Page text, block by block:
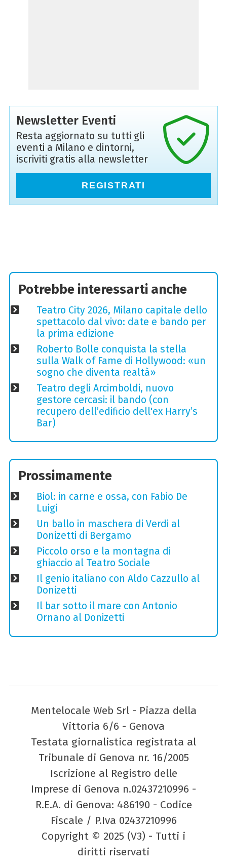
Newsletter Eventi
Resta aggiornato su tutti gli
eventi a Milano e dintorni,
iscriviti gratis alla newsletter
REGISTRATI
Potrebbe interessarti anche
Teatro City 2026, Milano capitale dello
spettacolo dal vivo: date e bando per
la prima edizione
Roberto Bolle conquista la stella
sulla Walk of Fame di Hollywood: «un
sogno che diventa realtà»
Teatro degli Arcimboldi, nuovo
gestore cercasi: il bando (con
recupero dell’edificio dell'ex Harry’s
Bar)
Prossimamente
Biol: in carne e ossa, con Fabio De
Luigi
Un ballo in maschera di Verdi al
Donizetti di Bergamo
Piccolo orso e la montagna di
ghiaccio al Teatro Sociale
Il genio italiano con Aldo Cazzullo al
Donizetti
Il bar sotto il mare con Antonio
Ornano al Donizetti
Mentelocale Web Srl - Piazza della
Vittoria 6/6 - Genova
Testata giornalistica registrata al
Tribunale di Genova nr. 16/2005
Iscrizione al Registro delle
Imprese di Genova n.02437210996 -
R.E.A. di Genova: 486190 - Codice
Fiscale / P.Iva 02437210996
Copyright © 2025 (V3) - Tutti i
diritti riservati